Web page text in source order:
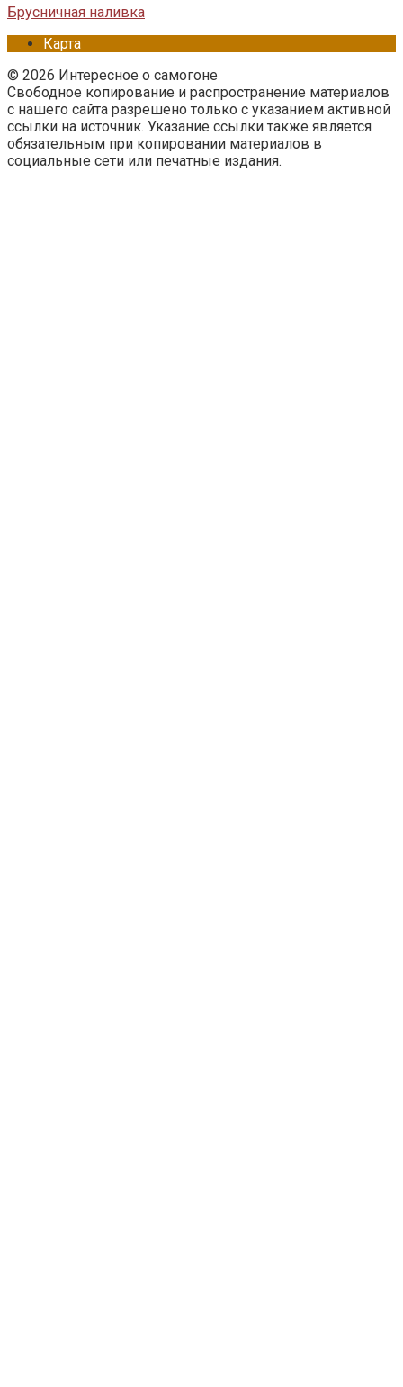
Брусничная наливка
Карта
© 2026 Интересное о самогоне
Свободное копирование и распространение материалов
с нашего сайта разрешено только с указанием активной
ссылки на источник. Указание ссылки также является
обязательным при копировании материалов в
социальные сети или печатные издания.